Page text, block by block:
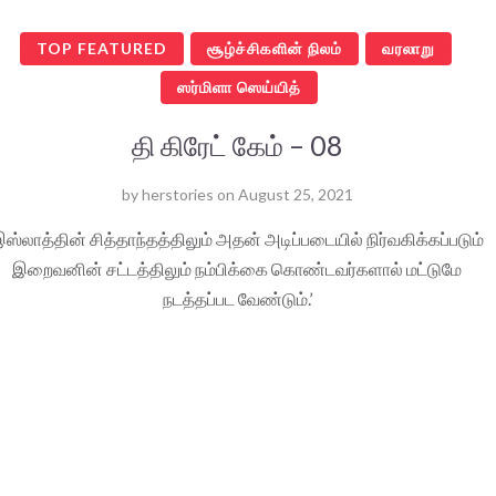
TOP FEATURED சூழ்ச்சிகளின் நிலம் வரலாறு
ஸர்மிளா ஸெய்யித்
தி கிரேட் கேம் – 08
byherstories on August 25, 2021
சித்தாந்தத்திலும் அதன் அடிப்படையில் நிர்வகிக்கப்படும்
இறைவனின் சட்டத்திலும் நம்பிக்கை கொண்டவர்களால் மட்டுமே
நடத்தப்பட வேண்டும்.’